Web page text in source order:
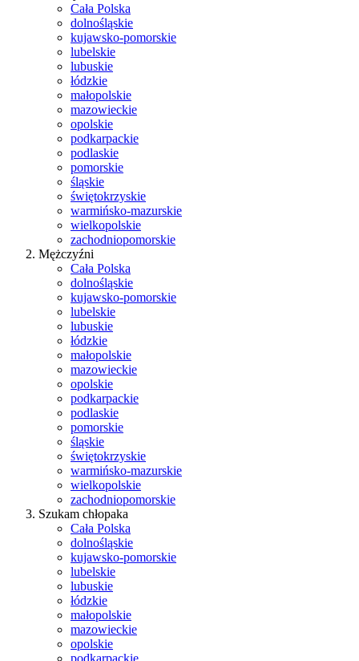
Cała Polska
dolnośląskie
kujawsko-pomorskie
lubelskie
lubuskie
łódzkie
małopolskie
mazowieckie
opolskie
podkarpackie
podlaskie
pomorskie
śląskie
świętokrzyskie
warmińsko-mazurskie
wielkopolskie
zachodniopomorskie
Mężczyźni
Cała Polska
dolnośląskie
kujawsko-pomorskie
lubelskie
lubuskie
łódzkie
małopolskie
mazowieckie
opolskie
podkarpackie
podlaskie
pomorskie
śląskie
świętokrzyskie
warmińsko-mazurskie
wielkopolskie
zachodniopomorskie
Szukam chłopaka
Cała Polska
dolnośląskie
kujawsko-pomorskie
lubelskie
lubuskie
łódzkie
małopolskie
mazowieckie
opolskie
podkarpackie